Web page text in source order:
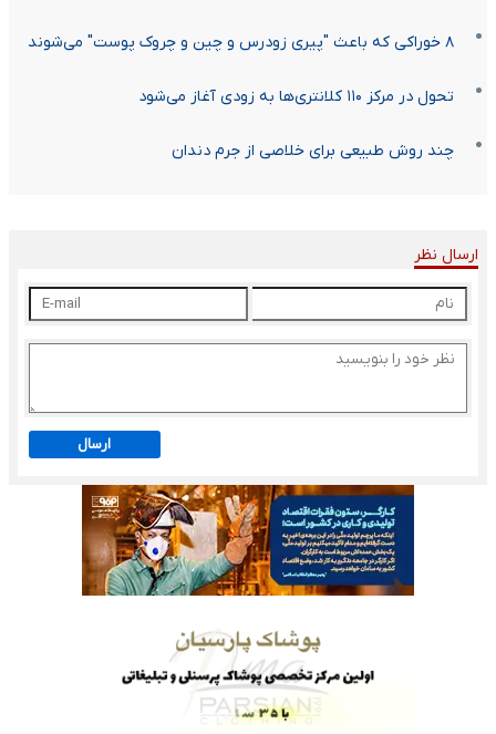
۸ خوراکى که باعث "پیری زودرس و چین‌ و‌ چروک پوست" می‌شوند
تحول در مرکز ۱۱۰ کلانتری‌ها به زودی آغاز می‌شود
چند روش طبیعی برای خلاصی از جرم دندان
ارسال نظر
ارسال